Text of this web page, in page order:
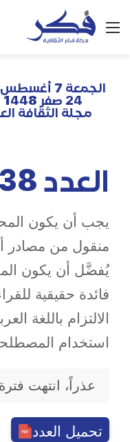
الجمعة 7 أغسطس 2026
24 صفر 1448 هـ
مجلة الثقافة
العدد 38
يجب أن يكون
منقول من مصادر
يُفضَّل أن يكون
فائدة حقيقية
الالتزام باللغة
استخدام
عذراً، انتهت
تحميل العدد